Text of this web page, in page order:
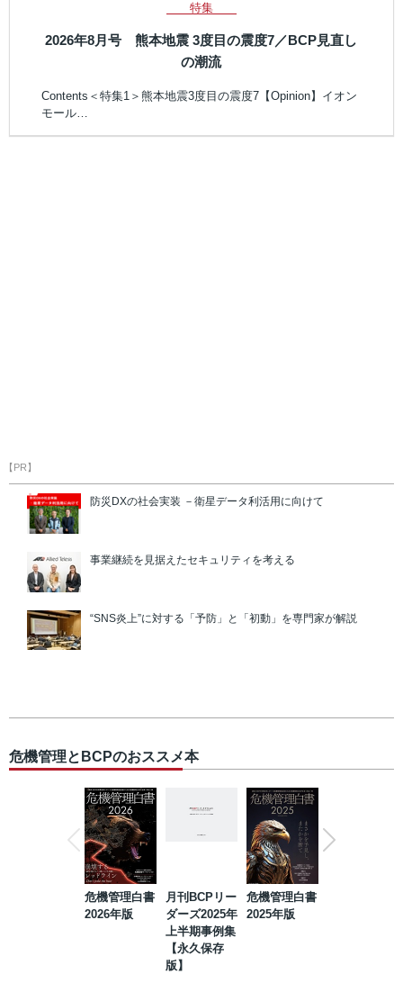
特集
2026年8月号 熊本地震 3度目の震度7／BCP見直し
の潮流
Contents＜特集1＞熊本地震3度目の震度7【Opinion】イオン
モール…
【PR】
防災DXの社会実装 －衛星データ利活用に向けて
事業継続を見据えたセキュリティを考える
“SNS炎上”に対する「予防」と「初動」を専門家が解説
危機管理とBCPのおススメ本
危機管理白書
2026年版
月刊BCPリー
ダーズ2025年
上半期事例集
【永久保存
版】
危機管理白書
2025年版